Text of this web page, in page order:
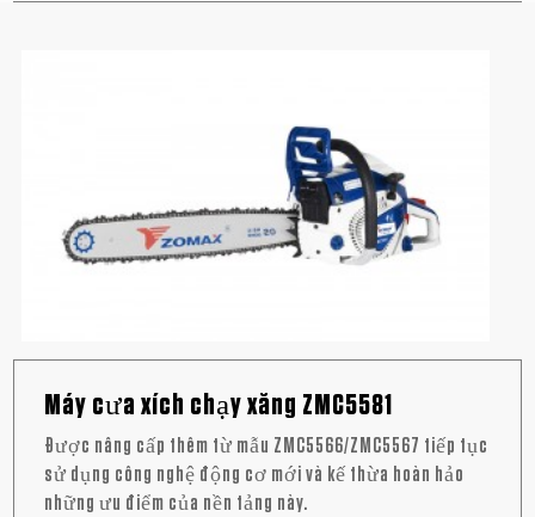
Máy cưa xích chạy xăng ZMC5581
Được nâng cấp thêm từ mẫu ZMC5566/ZMC5567 tiếp tục
sử dụng công nghệ động cơ mới và kế thừa hoàn hảo
những ưu điểm của nền tảng này.